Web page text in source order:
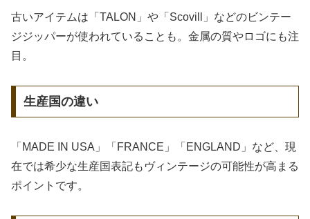
古いアイテムは「TALON」や「Scovill」などのビンテー
ジジッパーが使われていることも。金属の質やロゴにも注
目。
生産国の違い
「MADE IN USA」「FRANCE」「ENGLAND」など、現
在では希少な生産国表記もヴィンテージの可能性が高まる
ポイントです。